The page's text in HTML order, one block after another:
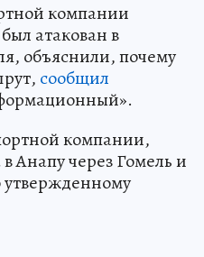
компании
атакован в
объяснили, почему
сообщил
компании,
Анапу через Гомель и